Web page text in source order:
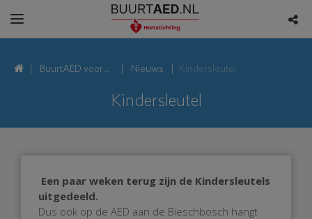
BuurtAED voor
Nieuws Kindersleutel
Kindersleutel
Een paar weken terug zijn de Kindersleutels
uitgedeeld.
Dus ook op de AED aan de Bieschbosch hangt